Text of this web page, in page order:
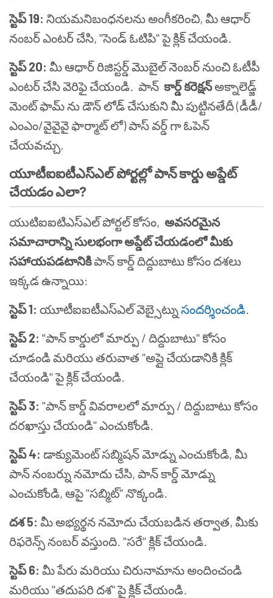
స్టెప్ 19: నియమనిబంధనలను అంగీకరించి, మీ ఆధార్
నంబర్ ఎంటర్ చేసి, "సెండ్ ఓటిపి" పై క్లిక్ చేయండి.
స్టెప్ 20: మీ ఆధార్ రిజిస్టర్డ్ మొబైల్ నెంబర్ నుంచి ఓటీపీ
ఎంటర్ చేసి వెరిఫై చేయండి. పాన్ కార్డ్ కరెక్షన్అక్నాలెడ్జ్
మెంట్ ఫామ్ ను డౌన్ లోడ్ చేసుకుని మీ పుట్టినతేదీ (డీడీ/
ఎంఎం/వైవైవై ఫార్మాట్ లో) పాస్ వర్డ్ గా ఓపెన్
చేయవచ్చు.
యూటీఐఐటీఎస్ఎల్ పోర్టల్లో పాన్ కార్డు అప్డేట్
చేయడం ఎలా?
యుటిఐఐటిఎస్ఎల్ పోర్టల్ కోసం, అవసరమైన
సమాచారాన్ని సులభంగా అప్డేట్ చేయడంలో మీకు
సహాయపడటానికిపాన్ కార్డ్ దిద్దుబాటు కోసం దశలు
ఇక్కడ ఉన్నాయి:
స్టెప్ 1: యూటీఐఐటీఎస్ఎల్ వెబ్సైట్నుసందర్శించండి.
స్టెప్ 2: "పాన్ కార్డులో మార్పు / దిద్దుబాటు" కోసం
చూడండి మరియు తరువాత "అప్లై చేయడానికి క్లిక్
చేయండి" పై క్లిక్ చేయండి.
స్టెప్ 3: "పాన్ కార్డ్ వివరాలలో మార్పు / దిద్దుబాటు కోసం
దరఖాస్తు చేయండి" ఎంచుకోండి.
స్టెప్ 4: డాక్యుమెంట్ సబ్మిషన్ మోడ్ను ఎంచుకోండి, మీ
పాన్ నంబర్ను నమోదు చేసి, పాన్ కార్డ్ మోడ్ను
ఎంచుకోండి, ఆపై "సబ్మిట్" నొక్కండి.
దశ 5: మీ అభ్యర్థన నమోదు చేయబడిన తర్వాత, మీకు
రిఫరెన్స్ నంబర్ వస్తుంది. "సరే" క్లిక్ చేయండి.
స్టెప్ 6: మీ పేరు మరియు చిరునామాను అందించండి
మరియు "తదుపరి దశ" పై క్లిక్ చేయండి.